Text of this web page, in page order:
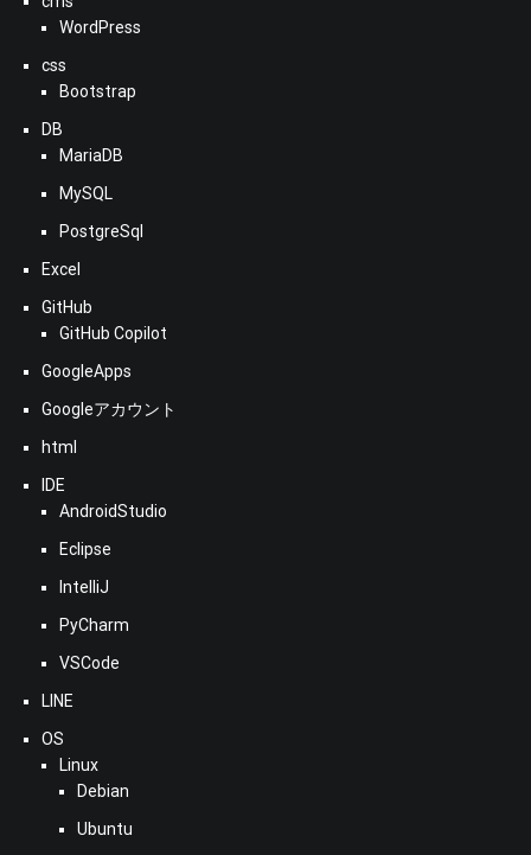
WordPress
css
Bootstrap
DB
MariaDB
MySQL
PostgreSql
Excel
GitHub
GitHub Copilot
GoogleApps
Googleアカウント
html
IDE
AndroidStudio
Eclipse
IntelliJ
PyCharm
VSCode
LINE
OS
Linux
Debian
Ubuntu